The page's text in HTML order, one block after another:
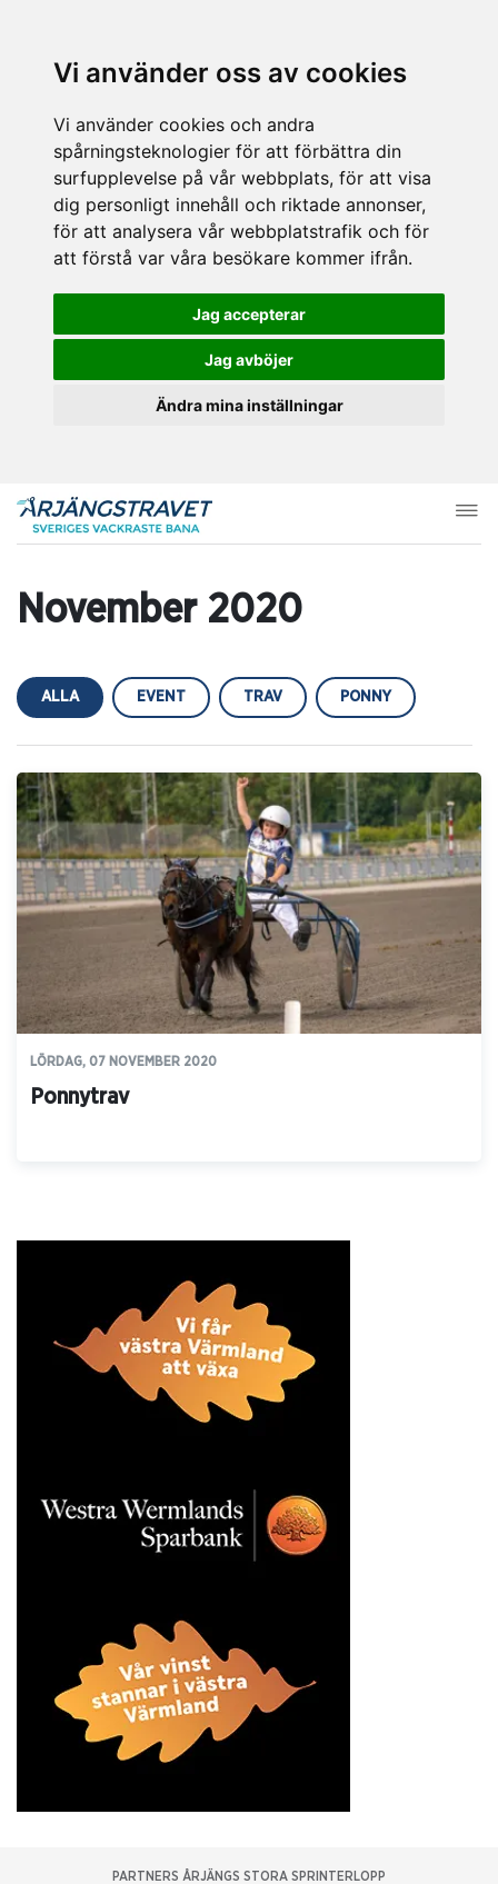
Vi använder oss av cookies
Vi använder cookies och andra
spårningsteknologier för att förbättra din
surfupplevelse på vår webbplats, för att visa
dig personligt innehåll och riktade annonser,
för att analysera vår webbplatstrafik och för
att förstå var våra besökare kommer ifrån.
Jag accepterar
Jag avböjer
Ändra mina inställningar
November 2020
ALLA EVENT TRAV PONNY
LÖRDAG, 07 NOVEMBER 2020
Ponnytrav
PARTNERS ÅRJÄNGS STORA SPRINTERLOPP